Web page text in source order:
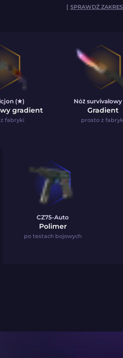
[SPRAWDŹ
(★)
gradient
fabryki
Nóż
Gradient
prosto z
CZ75-Auto
Polimer
po testach bojowych